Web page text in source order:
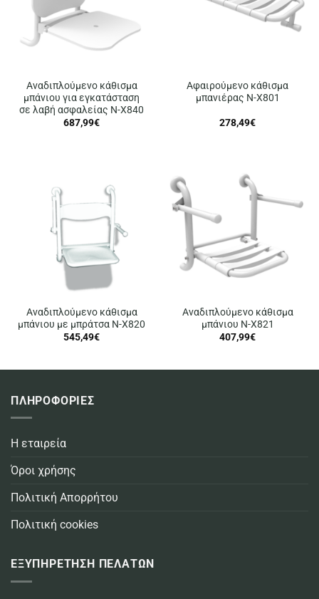
Αναδιπλούμενο κάθισμα
μπάνιου για εγκατάσταση
σε λαβή ασφαλείας N-X840
687,99€
Αφαιρούμενο κάθισμα
μπανιέρας N-X801
278,49€
Αναδιπλούμενο κάθισμα
μπάνιου με μπράτσα N-X820
545,49€
Αναδιπλούμενο κάθισμα
μπάνιου N-X821
407,99€
ΠΛΗΡΟΦΟΡΙΕΣ
Η εταιρεία
Όροι χρήσης
Πολιτική Απορρήτου
Πολιτική cookies
ΕΞΥΠΗΡΕΤΗΣΗ ΠΕΛΑΤΩΝ